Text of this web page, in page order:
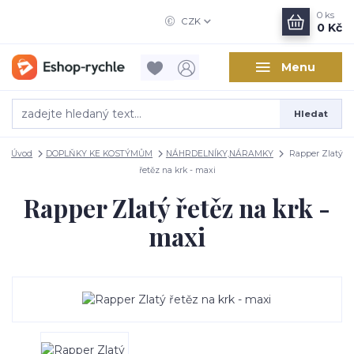
Menu
CZK
Hledat
0 ks
0 Kč
Úvod DOPLŇKY KE KOSTÝMŮM NÁHRDELNÍKY,NÁRAMKY
Rapper Zlatý
řetěz na krk - maxi
Rapper Zlatý řetěz na krk -
maxi